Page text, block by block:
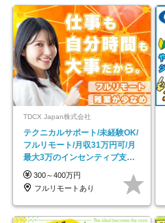
TDCX Japan株式会社
テクニカルサポート/未経験OK/
フルリモート/月収31万円可/月
最大3万のインセンティブ支給/
平均年齢33歳
300～400万円
フルリモートあり